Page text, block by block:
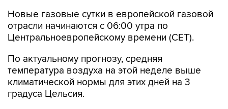
Новые газовые сутки в европейской газовой
отрасли начинаются c 06:00 утра по
Центральноевропейскому времени (CET).
По актуальному прогнозу, средняя
температура воздуха на этой неделе выше
климатической нормы для этих дней на 3
градуса Цельсия.